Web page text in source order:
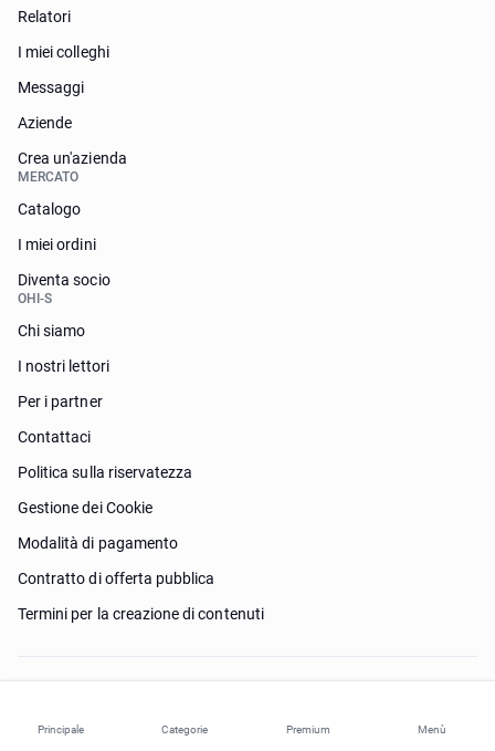
Principale Categorie Premium Menù
Relatori
I miei colleghi
Messaggi
Aziende
Crea un'azienda
MERCATO
Catalogo
I miei ordini
Diventa socio
OHI-S
Chi siamo
I nostri lettori
Per i partner
Contattaci
Politica sulla riservatezza
Gestione dei Cookie
Modalità di pagamento
Contratto di offerta pubblica
Termini per la creazione di contenuti
Ho bisogno di aiuto?